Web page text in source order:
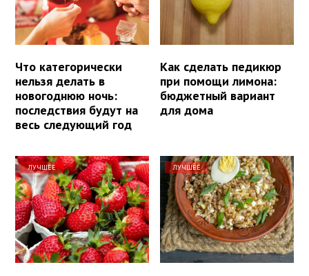
Что категорически
нельзя делать в
новогоднюю ночь:
последствия будут на
весь следующий год
Как сделать педикюр
при помощи лимона:
бюджетный вариант
для дома
ЛУЧШЕЕ ЛУЧШЕЕ